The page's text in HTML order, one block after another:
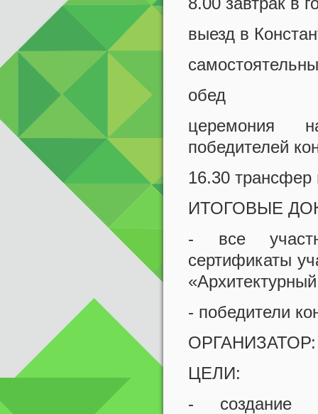
выезд в
обед
церемония
победителей
16.30 трансфер
ИТОГОВЫЕ
- все
сертификаты
- победители
ОРГАНИЗАТОР:
ЦЕЛИ:
- создание